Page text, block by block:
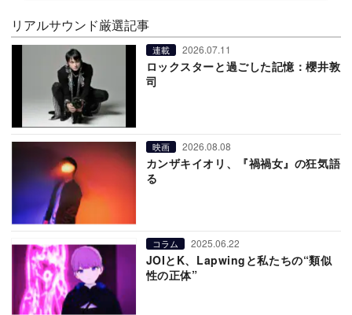
リアルサウンド厳選記事
連載 2026.07.11
ロックスターと過ごした記憶：櫻井敦
司
映画 2026.08.08
カンザキイオリ、『禍禍女』の狂気語
る
コラム 2025.06.22
JOIとK、Lapwingと私たちの“類似
性の正体”